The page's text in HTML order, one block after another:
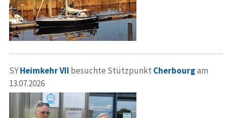
SYHeimkehr VII besuchte Stützpunkt Cherbourgam
13.07.2026